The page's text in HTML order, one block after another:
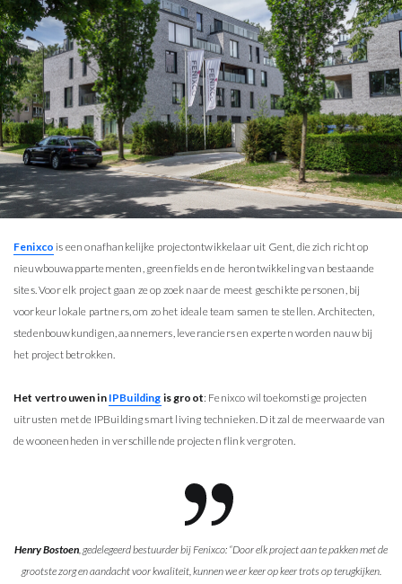
Fenixco is een onafhankelijke projectontwikkelaar uit Gent, die zich richt op
nieuwbouwappartementen, greenfields en de herontwikkeling van bestaande
sites. Voor elk project gaan ze op zoek naar de meest geschikte personen, bij
voorkeur lokale partners, om zo het ideale team samen te stellen. Architecten,
stedenbouwkundigen, aannemers, leveranciers en experten worden nauw bij
het project betrokken.
Het vertrouwen in IPBuilding is groot: Fenixco wil toekomstige projecten
uitrusten met de IPBuilding smart living technieken. Dit zal de meerwaarde van
de wooneenheden in verschillende projecten flink vergroten.
Henry Bostoen , gedelegeerd bestuurder bij Fenixco: “Door elk project aan te pakken met de
grootste zorg en aandacht voor kwaliteit, kunnen we er keer op keer trots op terugkijken.